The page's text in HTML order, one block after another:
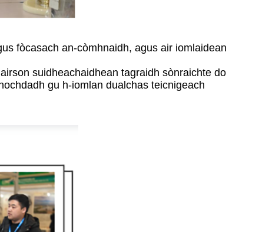
fòcasach an-còmhnaidh, agus air iomlaidean
suidheachaidhean tagraidh sònraichte do
gu h-iomlan dualchas teicnigeach